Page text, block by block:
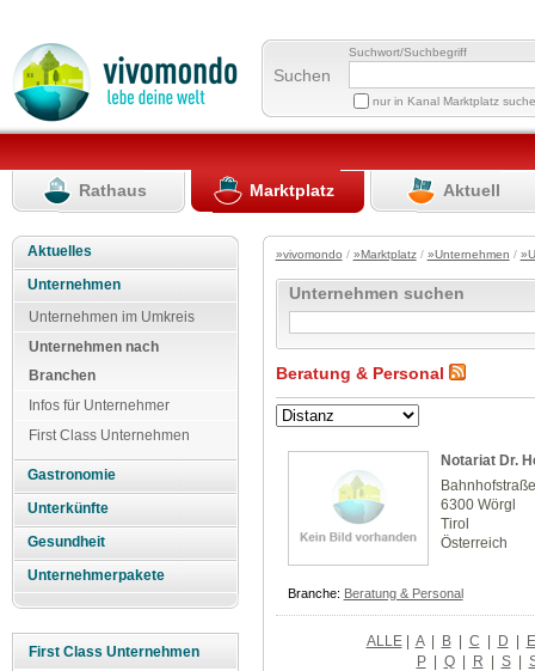
Suchen
Suchwort/Suchbegriff
nur in Kanal Marktplatz
Rathaus Marktplatz Aktuell
Aktuelles
Unternehmen
Unternehmen im Umkreis
Unternehmen nach
Branchen
Infos für Unternehmer
First Class Unternehmen
Gastronomie
Unterkünfte
Gesundheit
Unternehmerpakete
First Class Unternehmen
»vivomondo / »Marktplatz/ »Unternehmen /
Unternehmen suchen
Beratung & Personal
Notariat Dr.
6300 Wörgl
Tirol
Österreich
Branche: Beratung & Personal
ALLE| A | B | C | D | E
P | Q | R | S |